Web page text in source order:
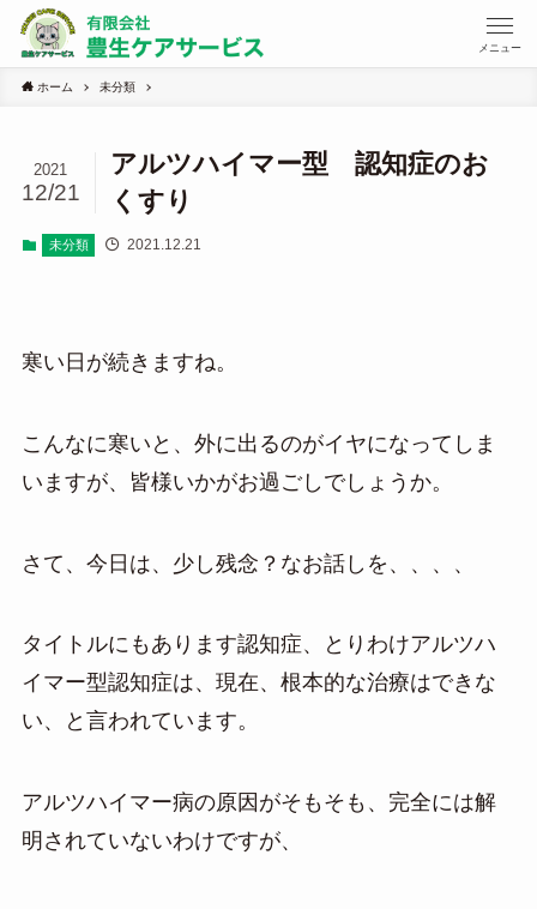
メニュー
ホーム 未分類
アルツハイマー型 認知症のお
くすり
2021
12/21
未分類 2021.12.21
寒い日が続きますね。
こんなに寒いと、外に出るのがイヤになってしま
いますが、皆様いかがお過ごしでしょうか。
さて、今日は、少し残念？なお話しを、、、、
タイトルにもあります認知症、とりわけアルツハ
イマー型認知症は、現在、根本的な治療はできな
い、と言われています。
アルツハイマー病の原因がそもそも、完全には解
明されていないわけですが、